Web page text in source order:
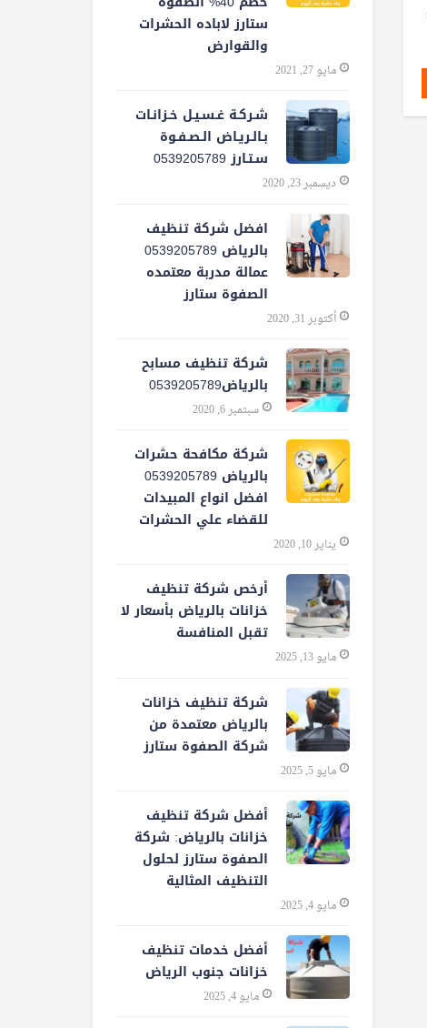
ستارز لاباده الحشرات
والقوارض
مايو 27, 2021
شـركـة غـسـيـل خـزانـات
بـالـريـاض الـصـفـوة
سـتـارز 0539205789
ديسمبر 23, 2020
افضل شركة تنظيف
بالرياض 0539205789
عمالة مدربة معتمده
الصفوة ستارز
أكتوبر 31, 2020
شركة تنظيف مسابح
بالرياض0539205789
سبتمبر 6, 2020
شركة مكافحة حشرات
بالرياض 0539205789
افضل انواع المبيدات
للقضاء علي الحشرات
يناير 10, 2020
أرخص شركة تنظيف
خزانات بالرياض بأسعار لا
تقبل المنافسة
مايو 13, 2025
شركة تنظيف خزانات
بالرياض معتمدة من
شركة الصفوة ستارز
مايو 5, 2025
أفضل شركة تنظيف
خزانات بالرياض: شركة
الصفوة ستارز لحلول
التنظيف المثالية
مايو 4, 2025
أفضل خدمات تنظيف
خزانات جنوب الرياض
مايو 4, 2025